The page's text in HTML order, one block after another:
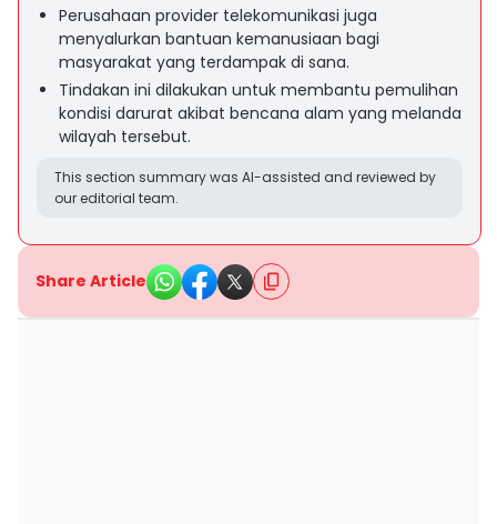
Perusahaan provider telekomunikasi juga
menyalurkan bantuan kemanusiaan bagi
masyarakat yang terdampak di sana.
Tindakan ini dilakukan untuk membantu pemulihan
kondisi darurat akibat bencana alam yang melanda
wilayah tersebut.
This section summary was AI-assisted and reviewed by
our editorial team.
Share Article